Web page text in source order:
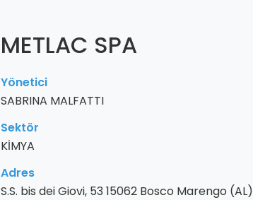
METLAC SPA
Yönetici
SABRINA MALFATTI
Sektör
KİMYA
Adres
S.S. bis dei Giovi, 53 15062 Bosco Marengo (AL)